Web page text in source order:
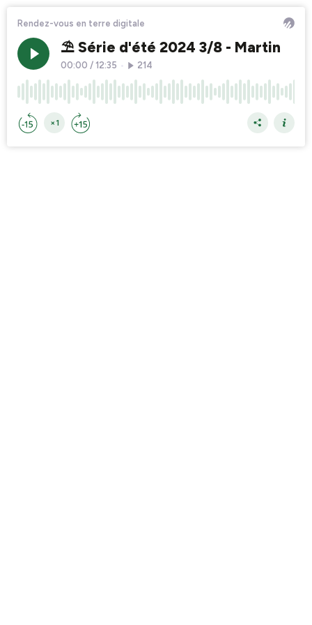
Rendez-vous en terre digitale
⛱️ Série d'été 2024 3/8 - Martin
00:00 / 12:35 214
×1